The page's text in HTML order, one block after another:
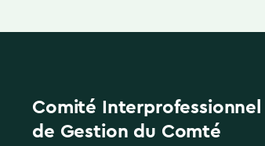
Comité Interprofessionnel
de Gestion du Comté